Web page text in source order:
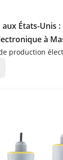
aux États-Unis
à
production